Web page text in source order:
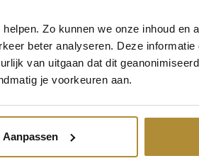
Zo kunnen we onze inhoud en
beter analyseren. Deze
van uitgaan dat dit
je voorkeuren aan.
Aanpassen